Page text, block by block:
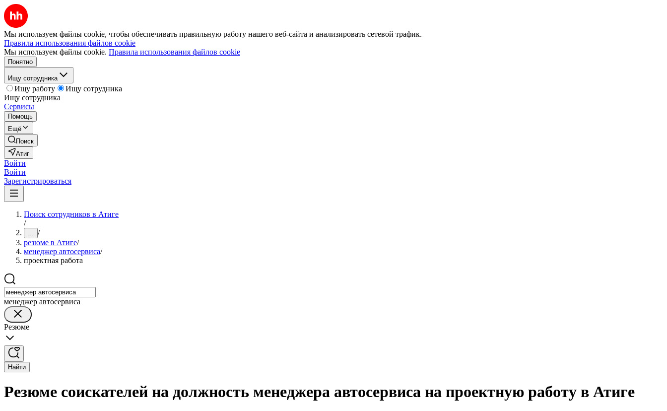
Мы используем файлы cookie, чтобы обеспечивать правильную работу нашего веб-сайта и анализировать сетевой трафик.
Правила использования файлов cookie
Мы используем файлы cookie. Правила использования файлов cookie
Понятно
Ищу сотрудника
Ищу работу
Ищу сотрудника
Ищу сотрудника
Сервисы
Помощь
Ещё
Поиск
Атиг
Войти
Войти
Зарегистрироваться
Поиск сотрудников в Атиге
/
... /
резюме в Атиге/
менеджер автосервиса/
проектная работа
менеджер автосервиса
Резюме
Найти
Резюме соискателей на должность менеджера автосервиса на проектную работу в Атиге